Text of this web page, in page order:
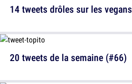
14 tweets drôles sur les vegans
20 tweets de la semaine (#66)